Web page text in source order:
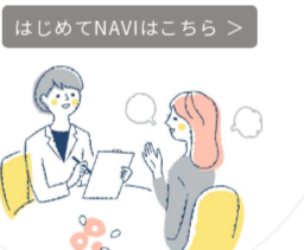
はじめてNAVIはこちら ＞